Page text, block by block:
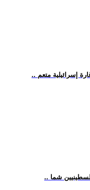
إسرائيلية متعم
شما